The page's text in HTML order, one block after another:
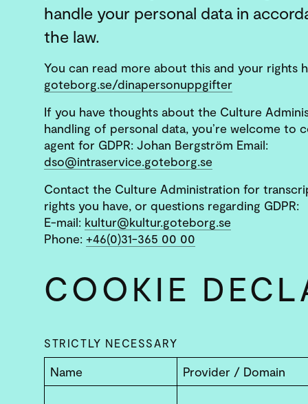
handle your personal data in
the law.
You can read more about this and your rights
goteborg.se/dinapersonuppgifter
If you have thoughts about the Culture
handling of personal data, you’re welcome to
agent for GDPR: Johan Bergström Email:
dso@intraservice.goteborg.se
Contact the Culture Administration for
rights you have, or questions regarding GDPR:
E-mail: kultur@kultur.goteborg.se
Phone: +46(0)31-365 00 00
COOKIE
STRICTLY NECESSARY
Name Provider / Domain